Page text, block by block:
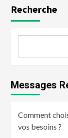
Recherche
Messages
Comment
vos besoins ?